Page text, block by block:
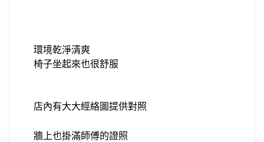
環境乾淨清爽
椅子坐起來也很舒服
店內有大大經絡圖提供對照
牆上也掛滿師傅的證照